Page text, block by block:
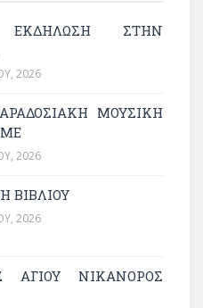
ΕΚΔΗΛΩΣΗ ΣΤΗΝ
2026
ΜΟΥΣΙΚΉ
2026
ΒΙΒΛΙΟΥ
2026
ΑΓΙΟΥ ΝΙΚΑΝΟΡΟΣ